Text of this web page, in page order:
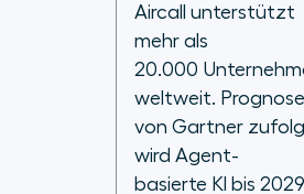
Aircall unterstützt
mehr als
20.000
weltweit.
von Gartner
wird Agent-
basierte KI bis 2029